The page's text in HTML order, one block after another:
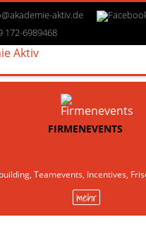
aktiv.de
172-6989468
FIRMENEVENTS
Teamevents, Incentives,
mehr